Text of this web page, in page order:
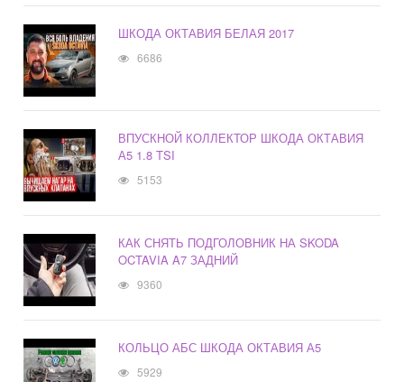
ШКОДА ОКТАВИЯ БЕЛАЯ 2017
6686
ВПУСКНОЙ КОЛЛЕКТОР ШКОДА ОКТАВИЯ
А5 1.8 TSI
5153
КАК СНЯТЬ ПОДГОЛОВНИК НА SKODA
OCTAVIA A7 ЗАДНИЙ
9360
КОЛЬЦО АБС ШКОДА ОКТАВИЯ А5
5929